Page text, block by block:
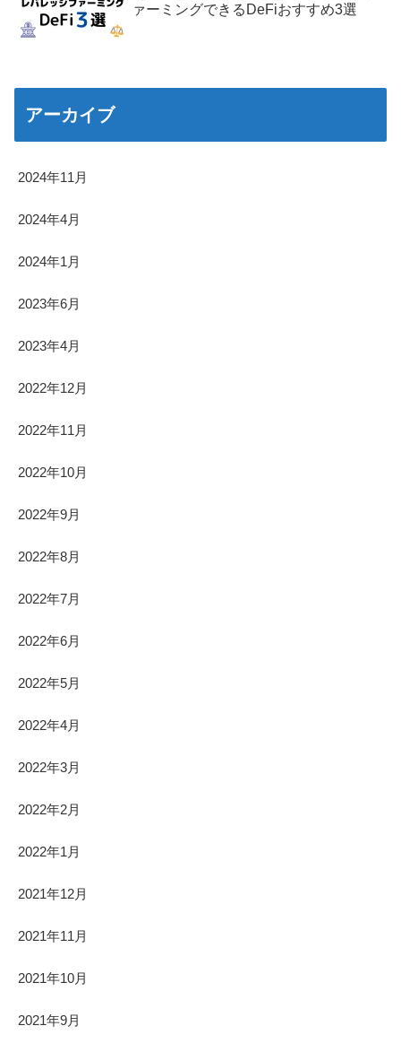
ァーミングできるDeFiおすすめ3選
アーカイブ
2024年11月
2024年4月
2024年1月
2023年6月
2023年4月
2022年12月
2022年11月
2022年10月
2022年9月
2022年8月
2022年7月
2022年6月
2022年5月
2022年4月
2022年3月
2022年2月
2022年1月
2021年12月
2021年11月
2021年10月
2021年9月